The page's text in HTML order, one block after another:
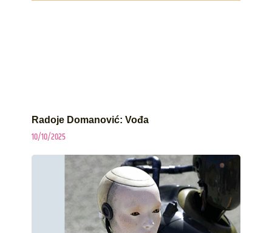
Radoje Domanović: Vođa
10/10/2025